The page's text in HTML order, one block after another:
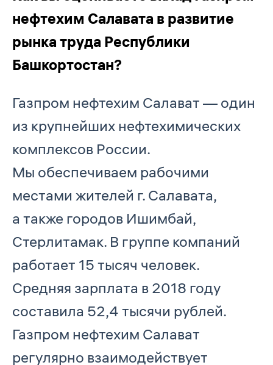
нефтехим Салавата в развитие
рынка труда Республики
Башкортостан?
Газпром нефтехим Салават — один
из крупнейших нефтехимических
комплексов России.
Мы обеспечиваем рабочими
местами жителей г. Салавата,
а также городов Ишимбай,
Стерлитамак. В группе компаний
работает 15 тысяч человек.
Средняя зарплата в 2018 году
составила 52,4 тысячи рублей.
Газпром нефтехим Салават
регулярно взаимодействует